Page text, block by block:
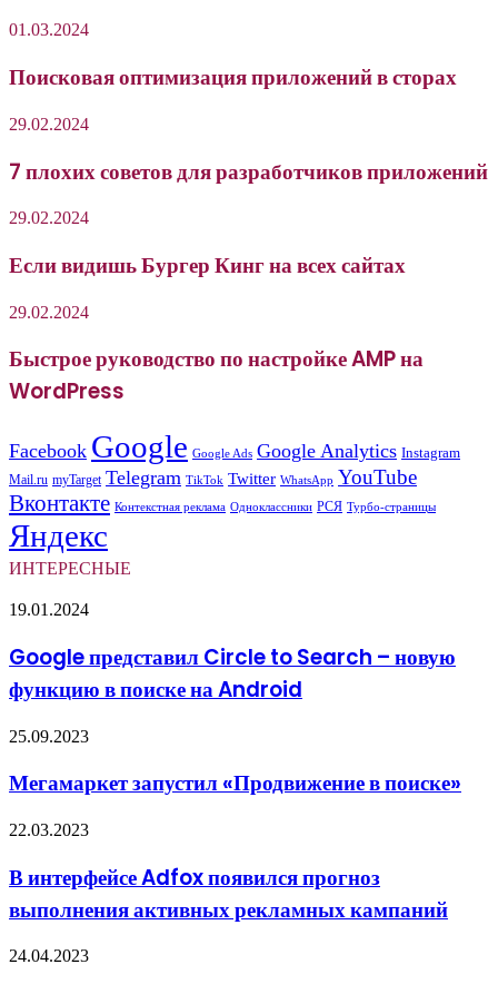
01.03.2024
Поисковая оптимизация приложений в сторах
29.02.2024
7 плохих советов для разработчиков приложений
29.02.2024
Если видишь Бургер Кинг на всех сайтах
29.02.2024
Быстрое руководство по настройке AMP на
WordPress
Facebook Google Google Ads Google Analytics Instagram
Mail.ru myTarget Telegram TikTok Twitter WhatsApp YouTube
Вконтакте Контекстная реклама Одноклассники РСЯ Турбо-страницы
Яндекс
ИНТЕРЕСНЫЕ
Google
Circle
to
Search
новую
функцию
поиске
Android
19.01.2024
Google представил Circle to Search – новую
функцию в поиске на Android
Мегамаркет
«Продвижение
в
25.09.2023
Мегамаркет запустил «Продвижение в поиске»
В
Adfox
появился
прогноз
активных
22.03.2023
В интерфейсе Adfox появился прогноз
выполнения активных рекламных кампаний
Самые
24.04.2023